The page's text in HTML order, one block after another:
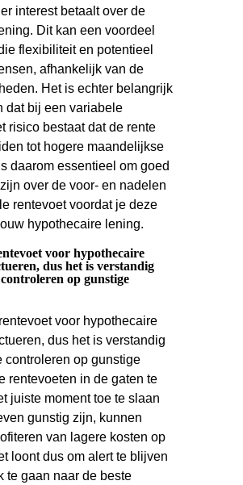
interest betaalt over de
Dit kan een voordeel
flexibiliteit en potentieel
afhankelijk van de
Het is echter belangrijk
dat bij een variabele
risico bestaat dat de rente
tot hogere maandelijkse
daarom essentieel om goed
over de voor- en nadelen
rentevoet voordat je deze
hypothecaire lening.
voor hypothecaire
dus het is verstandig
op gunstige
voor hypothecaire
dus het is verstandig
controleren op gunstige
rentevoeten in de gaten te
juiste moment toe te slaan
gunstig zijn, kunnen
van lagere kosten op
loont dus om alert te blijven
te gaan naar de beste